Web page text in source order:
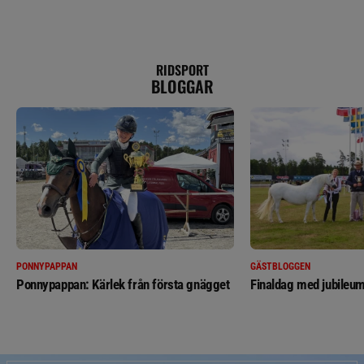
RIDSPORT
BLOGGAR
PONNYPAPPAN
Ponnypappan: Kärlek från första gnägget
GÄSTBLOGGEN
Finaldag med